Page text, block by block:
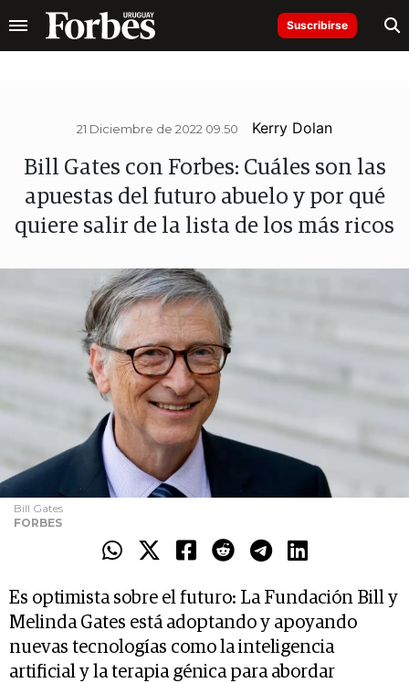
Suscribirse
21 Diciembre de 2022 09.50 Kerry Dolan
Bill Gates con Forbes: Cuáles son las
apuestas del futuro abuelo y por qué
quiere salir de la lista de los más ricos
Bill Gates
FORBES
Es optimista sobre el futuro: La Fundación Bill y
Melinda Gates está adoptando y apoyando
nuevas tecnologías como la inteligencia
artificial y la terapia génica para abordar